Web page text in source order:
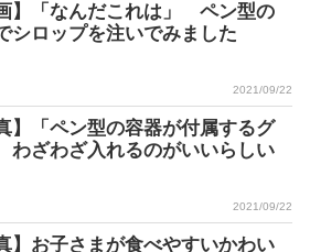
画】「なんだこれは」 ペン型の
シロップを注いでみました
2021/09/22
】「ペン型の容器が付属するグ
わざわざ入れるのがいいらしい
2021/09/22
】お子さまが食べやすいかわい